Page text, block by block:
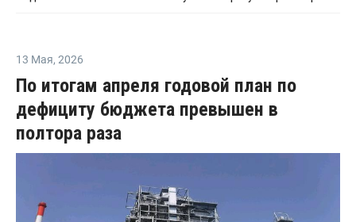
13 Мая, 2026
По итогам апреля годовой план по
дефициту бюджета превышен в
полтора раза